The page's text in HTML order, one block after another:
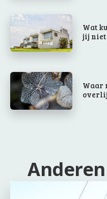
Wat
jij niet
Waar